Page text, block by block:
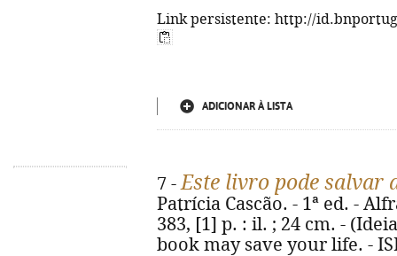
Link persistente: http://
ADICIONAR À LISTA
7 -Este livro pode salvar
Patrícia Cascão. - 1ª ed. -
383, [1] p. : il. ; 24 cm. -
book may save your life. -